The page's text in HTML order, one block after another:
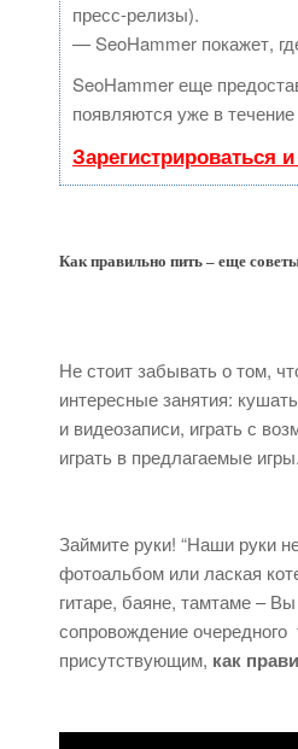
пресс-релизы).
— SeoHammer покажет,
SeoHammer еще
появляются уже в
Зарегистрироваться
Как правильно пить – еще
Не стоит забывать о том,
интересные занятия:
и видеозаписи, играть с
играть в предлагаемые
Займите руки! “Наши руки
фотоальбом или лаская
гитаре, баяне, тамтаме –
сопровождение
присутствующим, как